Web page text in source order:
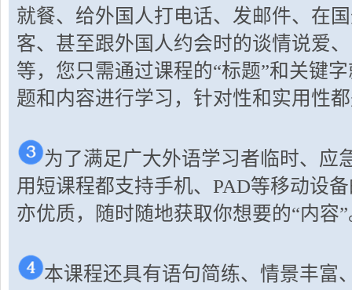
就餐、给外国人打电话、发邮件、在
客、甚至跟外国人约会时的谈情说爱
等，您只需通过课程的“标题”和关键
题和内容进行学习，针对性和实用性
为了满足广大外语学习者临时、应
用短课程都支持手机、PAD等移动设
亦优质，随时随地获取你想要的“内容
本课程还具有语句简练、情景丰富